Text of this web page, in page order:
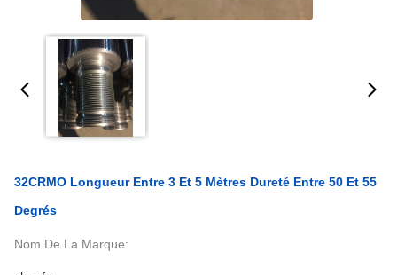
32CRMO Longueur Entre 3 Et 5 Mètres Dureté Entre 50 Et 55
Degrés
Nom De La Marque: